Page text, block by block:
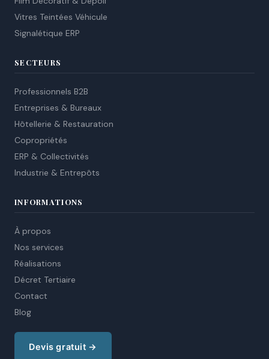
Vitres Teintées Véhicule
Signalétique ERP
SECTEURS
Professionnels B2B
Entreprises & Bureaux
Hôtellerie & Restauration
Copropriétés
ERP & Collectivités
Industrie & Entrepôts
INFORMATIONS
À propos
Nos services
Réalisations
Décret Tertiaire
Contact
Blog
Devis gratuit →